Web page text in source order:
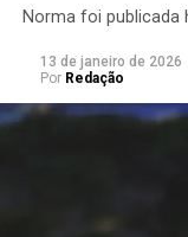
Norma foi publicada
13 de janeiro de 2026
Por Redação